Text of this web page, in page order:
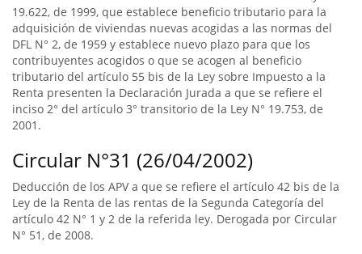
19.622, de 1999, que establece beneficio tributario para la
adquisición de viviendas nuevas acogidas a las normas del
DFL N° 2, de 1959 y establece nuevo plazo para que los
contribuyentes acogidos o que se acogen al beneficio
tributario del artículo 55 bis de la Ley sobre Impuesto a la
Renta presenten la Declaración Jurada a que se refiere el
inciso 2° del artículo 3° transitorio de la Ley N° 19.753, de
2001.
Circular N°31 (26/04/2002)
Deducción de los APV a que se refiere el artículo 42 bis de la
Ley de la Renta de las rentas de la Segunda Categoría del
artículo 42 N° 1 y 2 de la referida ley. Derogada por Circular
N° 51, de 2008.